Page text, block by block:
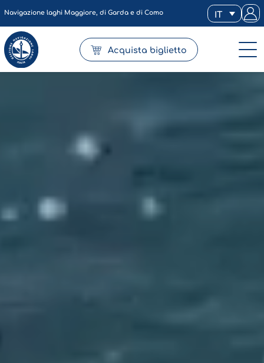
Navigazione laghi Maggiore, di Garda e di Como IT
Acquista biglietto